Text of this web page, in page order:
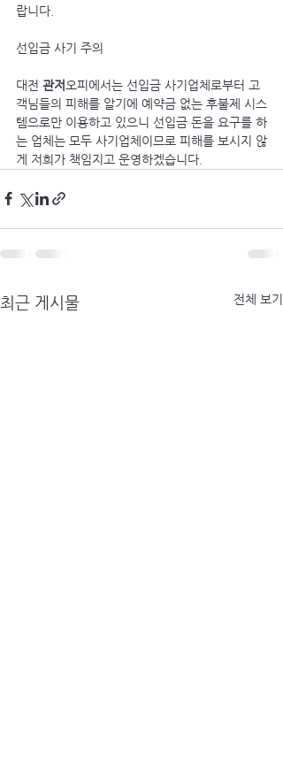
랍니다.
선입금 사기 주의
대전 관저 오피에서는 선입금 사기업체로부터 고
객님들의 피해를 알기에 예약금 없는 후불제 시스
템으로만 이용하고 있으니 선입금 돈을 요구를 하
는 업체는 모두 사기업체이므로 피해를 보시지 않
게 저희가 책임지고 운영하겠습니다.
최근 게시물 전체 보기